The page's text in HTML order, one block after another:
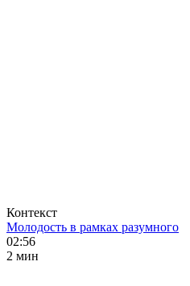
Контекст
Молодость в рамках разумного
02:56
2 мин